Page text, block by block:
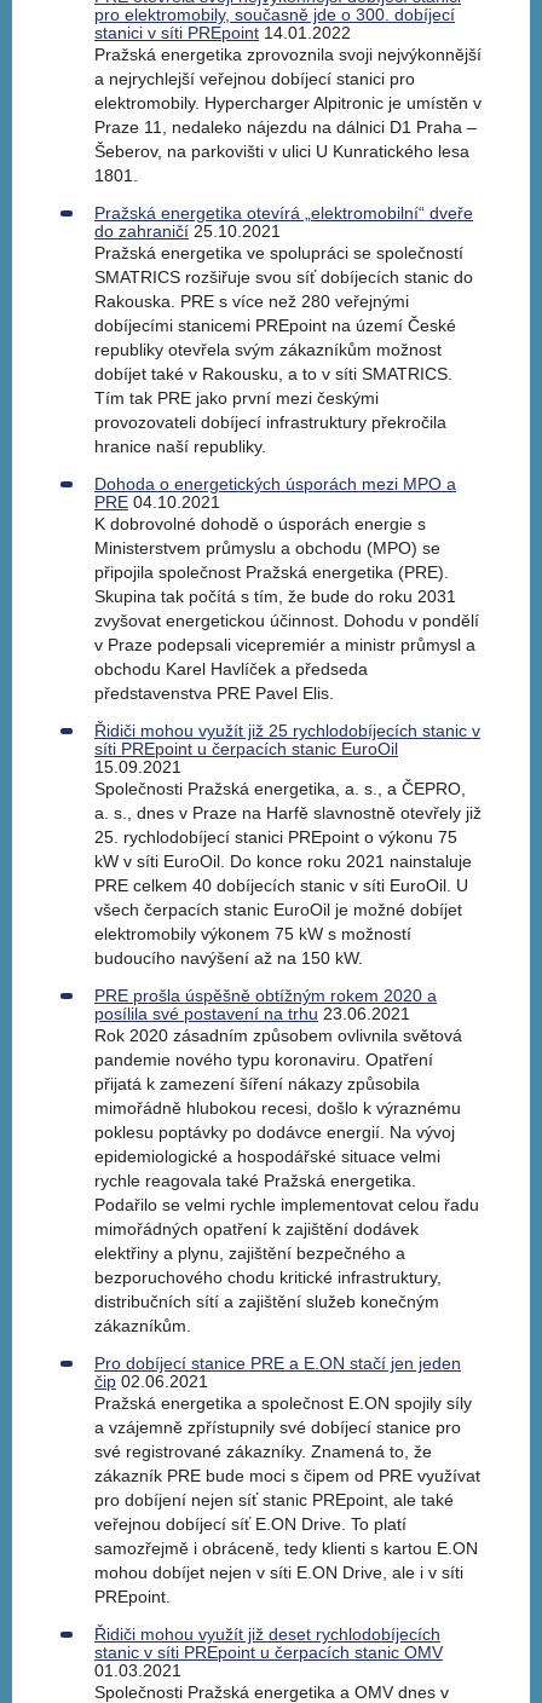
pro elektromobily, současně jde o 300. dobíjecí
stanici v síti PREpoint 14.01.2022
Pražská energetika zprovoznila svoji nejvýkonnější
a nejrychlejší veřejnou dobíjecí stanici pro
elektromobily. Hypercharger Alpitronic je umístěn v
Praze 11, nedaleko nájezdu na dálnici D1 Praha –
Šeberov, na parkovišti v ulici U Kunratického lesa
1801.
Pražská energetika otevírá „elektromobilní“ dveře
do zahraničí 25.10.2021
Pražská energetika ve spolupráci se společností
SMATRICS rozšiřuje svou síť dobíjecích stanic do
Rakouska. PRE s více než 280 veřejnými
dobíjecími stanicemi PREpoint na území České
republiky otevřela svým zákazníkům možnost
dobíjet také v Rakousku, a to v síti SMATRICS.
Tím tak PRE jako první mezi českými
provozovateli dobíjecí infrastruktury překročila
hranice naší republiky.
Dohoda o energetických úsporách mezi MPO a
PRE 04.10.2021
K dobrovolné dohodě o úsporách energie s
Ministerstvem průmyslu a obchodu (MPO) se
připojila společnost Pražská energetika (PRE).
Skupina tak počítá s tím, že bude do roku 2031
zvyšovat energetickou účinnost. Dohodu v pondělí
v Praze podepsali vicepremiér a ministr průmysl a
obchodu Karel Havlíček a předseda
představenstva PRE Pavel Elis.
Řidiči mohou využít již 25 rychlodobíjecích stanic v
síti PREpoint u čerpacích stanic EuroOil
15.09.2021
Společnosti Pražská energetika, a. s., a ČEPRO,
a. s., dnes v Praze na Harfě slavnostně otevřely již
25. rychlodobíjecí stanici PREpoint o výkonu 75
kW v síti EuroOil. Do konce roku 2021 nainstaluje
PRE celkem 40 dobíjecích stanic v síti EuroOil. U
všech čerpacích stanic EuroOil je možné dobíjet
elektromobily výkonem 75 kW s možností
budoucího navýšení až na 150 kW.
PRE prošla úspěšně obtížným rokem 2020 a
posílila své postavení na trhu 23.06.2021
Rok 2020 zásadním způsobem ovlivnila světová
pandemie nového typu koronaviru. Opatření
přijatá k zamezení šíření nákazy způsobila
mimořádně hlubokou recesi, došlo k výraznému
poklesu poptávky po dodávce energií. Na vývoj
epidemiologické a hospodářské situace velmi
rychle reagovala také Pražská energetika.
Podařilo se velmi rychle implementovat celou řadu
mimořádných opatření k zajištění dodávek
elektřiny a plynu, zajištění bezpečného a
bezporuchového chodu kritické infrastruktury,
distribučních sítí a zajištění služeb konečným
zákazníkům.
Pro dobíjecí stanice PRE a E.ON stačí jen jeden
čip 02.06.2021
Pražská energetika a společnost E.ON spojily síly
a vzájemně zpřístupnily své dobíjecí stanice pro
své registrované zákazníky. Znamená to, že
zákazník PRE bude moci s čipem od PRE využívat
pro dobíjení nejen síť stanic PREpoint, ale také
veřejnou dobíjecí síť E.ON Drive. To platí
samozřejmě i obráceně, tedy klienti s kartou E.ON
mohou dobíjet nejen v síti E.ON Drive, ale i v síti
PREpoint.
Řidiči mohou využít již deset rychlodobíjecích
stanic v síti PREpoint u čerpacích stanic OMV
01.03.2021
Společnosti Pražská energetika a OMV dnes v